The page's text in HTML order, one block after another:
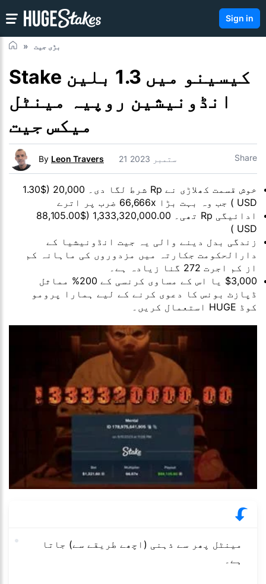
Sign in
بڑی جیت
Stake کیسینو میں 1.3 بلین
انڈونیشین روپیہ مینٹل
میکس جیت
By Leon Travers 21 ستمبر 2023 Share
خوش قسمت کھلاڑی نے Rp شرط لگا دی۔ 20,000 ($1.30
USD ) جب وہ بہت بڑا 66,666x ضرب پر اترے
ادائیگی Rp تھی۔ 1,333,320,000.00 ($88,105.00
USD )
زندگی بدل دینے والی یہ جیت انڈونیشیا کے
دارالحکومت جکارتہ میں مزدوروں کی ماہانہ کم
از کم اجرت 272 گنا زیادہ ہے۔
$3,000 یا اس کے مساوی کرنسی کے 200% مماثل
ڈپازٹ بونس کا دعوی کرنے کے لیے ہمارا پرومو
کوڈ HUGE استعمال کریں۔
مینٹل پھر سے ذہنی (اچھے طریقے سے) جاتا
ہے۔